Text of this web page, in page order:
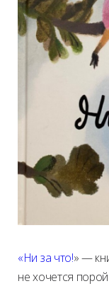
«Ни за что!» —
не хочется